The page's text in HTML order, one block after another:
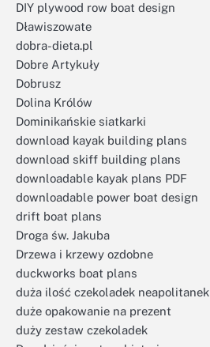
DIY plywood row boat design
Dławiszowate
dobra-dieta.pl
Dobre Artykuły
Dobrusz
Dolina Królów
Dominikańskie siatkarki
download kayak building plans
download skiff building plans
downloadable kayak plans PDF
downloadable power boat design
drift boat plans
Droga św. Jakuba
Drzewa i krzewy ozdobne
duckworks boat plans
duża ilość czekoladek neapolitanek
duże opakowanie na prezent
duży zestaw czekoladek